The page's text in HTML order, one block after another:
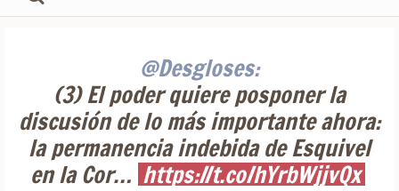
@Desgloses:
(3) El poder quiere posponer la
discusión de lo más importante ahora:
la permanencia indebida de Esquivel
en la Cor… https://t.co/hYrbWjjvQx